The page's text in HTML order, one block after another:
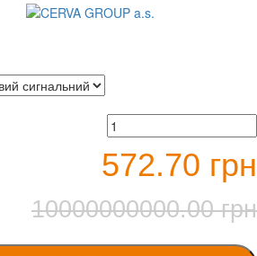
572.70 грн
10000000000.00 грн